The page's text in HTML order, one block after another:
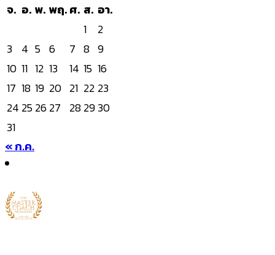
จ. อ. พ. พฤ.ศ. ส. อา.
1
2
3 4 5 6 7 8 9
10 11 12 13 14 15 16
17 18 19 20 21 22 23
24 2526 27 282930
31
« ก.ค.